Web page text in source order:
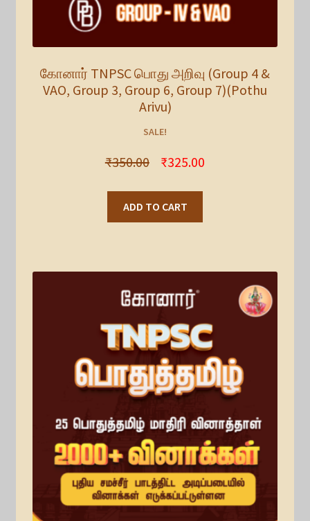
கோனார் TNPSC பொது அறிவு (Group 4 &
VAO, Group 3, Group 6, Group 7)(Pothu
Arivu)
SALE!
₹350.00 ₹325.00
ADD TO CART